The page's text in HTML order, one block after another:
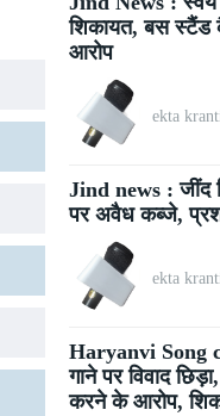
शिकायत, बस स्टैंड
आरोप
ekta
Jind news : जींद
पर अवैध कब्जे,
ekta
Haryanvi Song
गाने पर विवाद
करने के आरोप,